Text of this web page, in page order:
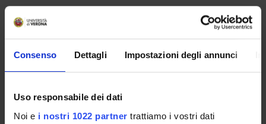
Consenso Dettagli Impostazioni degli annunci
Uso responsabile dei dati
Noi e i nostri 1022 partner trattiamo i vostri dati
GOVERNANCE